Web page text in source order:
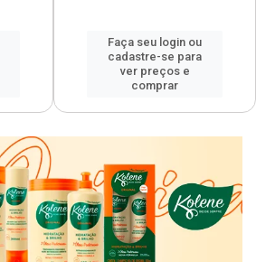
Faça seu login ou
cadastre-se para
ver preços e
comprar